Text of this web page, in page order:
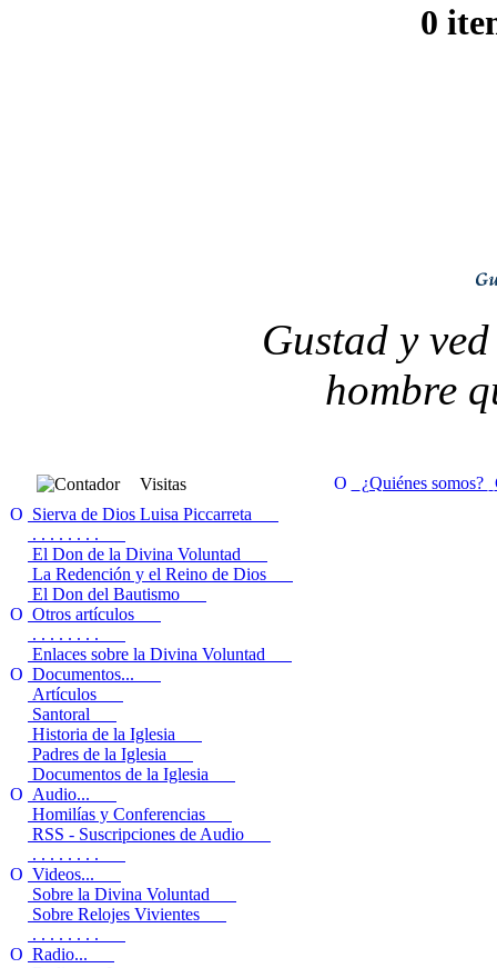
0
Gustad y
hombre
Visitas ¿Quiénes somos?
Sierva de Dios Luisa Piccarreta
. . . . . . . .
El Don de la Divina Voluntad
La Redención y el Reino de Dios
El Don del Bautismo
Otros artículos
. . . . . . . .
Enlaces sobre la Divina Voluntad
Documentos...
Artículos
Santoral
Historia de la Iglesia
Padres de la Iglesia
Documentos de la Iglesia
Audio...
Homilías y Conferencias
RSS - Suscripciones de Audio
. . . . . . . .
Videos...
Sobre la Divina Voluntad
Sobre Relojes Vivientes
. . . . . . . .
Radio...